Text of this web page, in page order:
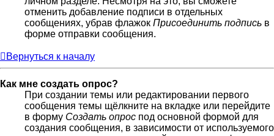
отменить добавление подписи в отдельных
сообщениях, убрав флажок Присоединить подпись в
форме отправки сообщения.
Вернуться к началу
Как мне создать опрос?
При создании темы или редактировании первого
сообщения темы щёлкните на вкладке или перейдите
в форму Создать опрос под основной формой для
создания сообщения, в зависимости от используемого